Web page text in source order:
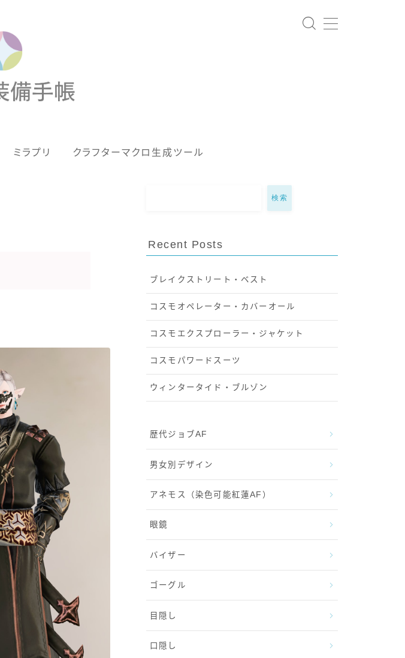
ミラプリ クラフターマクロ生成ツール
検索
Recent Posts
ブレイクストリート・ベスト
コスモオペレーター・カバーオール
コスモエクスプローラー・ジャケット
コスモパワードスーツ
ウィンタータイド・ブルゾン
歴代ジョブAF
男女別デザイン
アネモス（染色可能紅蓮AF）
眼鏡
バイザー
ゴーグル
目隠し
口隠し